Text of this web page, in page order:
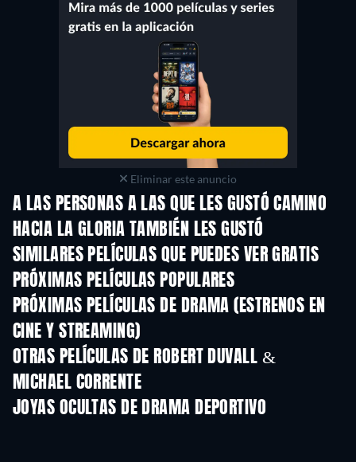
Eliminar este anuncio
A LAS PERSONAS A LAS QUE LES GUSTÓ CAMINO
HACIA LA GLORIA TAMBIÉN LES GUSTÓ
SIMILARES PELÍCULAS QUE PUEDES VER GRATIS
PRÓXIMAS PELÍCULAS POPULARES
PRÓXIMAS PELÍCULAS DE DRAMA (ESTRENOS EN
CINE Y STREAMING)
OTRAS PELÍCULAS DE ROBERT DUVALL &
MICHAEL CORRENTE
JOYAS OCULTAS DE DRAMA DEPORTIVO